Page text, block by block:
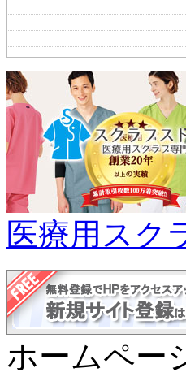
医療用スク
ホームペー